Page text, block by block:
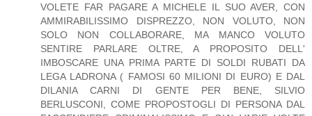
VOLETE FAR PAGARE A MICHELE IL SUO AVER, CON
AMMIRABILISSIMO DISPREZZO, NON VOLUTO, NON
SOLO NON COLLABORARE, MA MANCO VOLUTO
SENTIRE PARLARE OLTRE, A PROPOSITO DELL'
IMBOSCARE UNA PRIMA PARTE DI SOLDI RUBATI DA
LEGA LADRONA ( FAMOSI 60 MILIONI DI EURO) E DAL
DILANIA CARNI DI GENTE PER BENE, SILVIO
BERLUSCONI, COME PROPOSTOGLI DI PERSONA DAL